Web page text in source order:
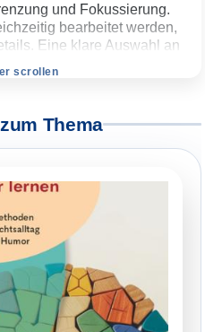
und Fokussierung.
bearbeitet werden,
Eine klare Auswahl an
ohne diese zu
sie nicht ausreichend
Stolperstein ist die
wird geschrieben,
ihr Potenzial
sich besonders für
scrollen
Thema